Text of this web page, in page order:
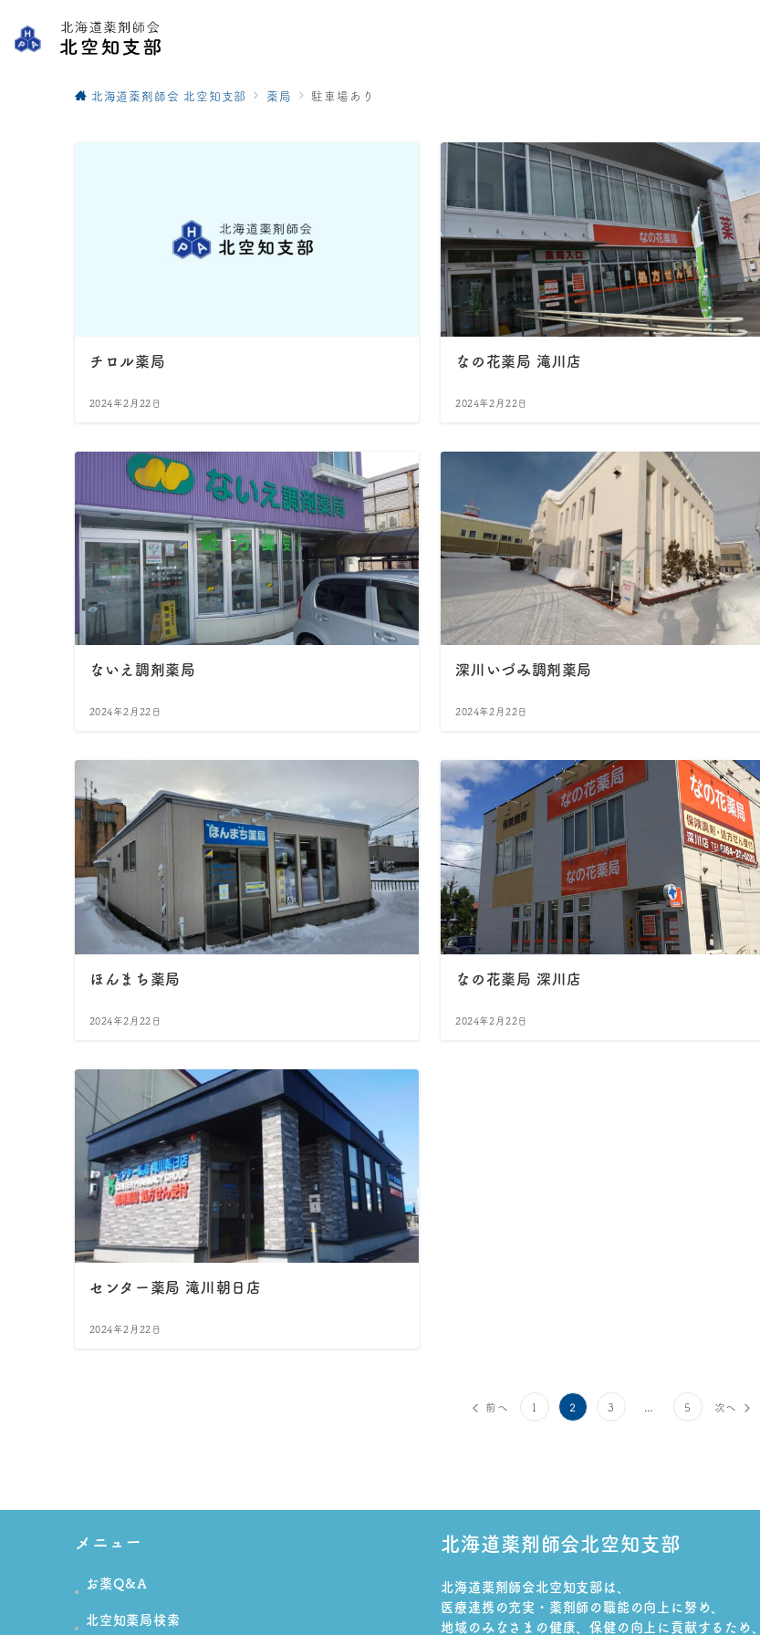
北海道薬剤師会 北空知支部 薬局 駐車場あり
チロル薬局
2024年2月22日
なの花薬局 滝川店
2024年2月22日
ないえ調剤薬局
2024年2月22日
深川いづみ調剤薬局
2024年2月22日
ほんまち薬局
2024年2月22日
なの花薬局 深川店
2024年2月22日
センター薬局 滝川朝日店
2024年2月22日
送
り
前へ 1 2 3 … 5 次へ
メニュー
お薬Q&A
北空知薬局検索
北海道薬剤師会北空知支部
北海道薬剤師会北空知支部は、
医療連携の充実・薬剤師の職能の向上に努め、
地域のみなさまの健康、保健の向上に貢献するため、